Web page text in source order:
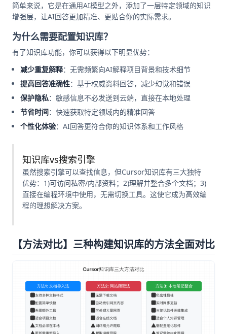
简单来说，它是在通用AI模型之外，添加了一层特定领域的知识
增强层，让AI回答更加精准、更贴合你的实际需求。
为什么需要配置知识库？
有了知识库功能，你可以获得以下明显优势：
减少重复解释：无需频繁向AI解释项目背景和技术细节
提高回答准确性：基于权威资料回答，减少幻觉和错误
保护隐私：敏感信息不必发送到云端，直接在本地处理
节省时间：快速获取特定领域内的精准回答
个性化体验：AI回答更符合你的知识体系和工作风格
知识库vs搜索引擎
虽然搜索引擎可以查找信息，但Cursor知识库有三大独特
优势：1)可访问私密/内部资料；2)理解并整合多个文档；3)
直接在编程环境中使用，无需切换工具。这使它成为高效编
程的理想解决方案。
【方法对比】三种构建知识库的方法全面对比